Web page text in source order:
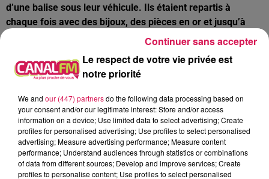
d’une balise sous leur véhicule. Ils étaient repartis à
chaque fois avec des bijoux, des pièces en or et jusqu’à
Ces 4 hommes ont donc été condamnés à 8 mois de prison,
avec interdiction de paraître dans les Hauts-de-France
hauteur de 6 00y0 € pour le préjudice matériel et leur
verser 3 200 € pour le préjudice moral !
Roisin / Eth : un obus dégageant de la fumée signalé dans
un champ
Le respect de votre vie privée est
notre priorité
We and our (447) partnersdo the following data processing based on
your consent and/or our legitimate interest: Store and/or access
information on a device; Use limited data to select advertising; Create
profiles for personalised advertising; Use profiles to select personalised
advertising; Measure advertising performance; Measure content
performance; Understand audiences through statistics or combinations
of data from different sources; Develop and improve services; Create
profiles to personalise content; Use profiles to select personalised
Continuer sans accepter